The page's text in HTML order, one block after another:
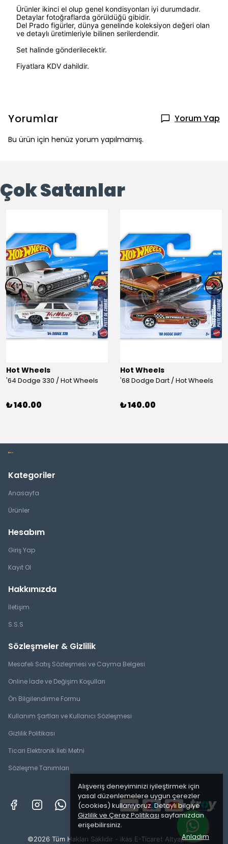
Alışveriş deneyiminizi iyileştirmek için
yasal düzenlemelere uygun çerezler
(cookies) kullanıyoruz. Detaylı bilgiye
Gizlilik ve Çerez Politikası sayfamızdan
erişebilirsiniz.
Anladım
Ürünler ikinci el olup genel kondisyonları iyi durumdadır.
Detaylar fotoğraflarda görüldüğü gibidir.
Del Prado figürler, dünya genelinde koleksiyon değeri olan
ve detaylı üretimleriyle bilinen serilerdendir.
Set halinde gönderilecektir.
Fiyatlara KDV dahildir.
Yorumlar Yorum Yap
Bu ürün için henüz yorum yapılmamış.
Çok Satanlar
Hot Wheels
'64 Dodge 330 / Hot Wheels
₺ 140.00
Hot Wheels
'68 Dodge Dart / Hot Wheels
₺ 140.00
Kategoriler
Anasayfa
Ürünler
Hesabım
Giriş Yap
Kayıt Ol
Hakkımızda
İletişim
S.S.S
Sözleşmeler & Gizlilik
Mesafeli Satış Sözleşmesi ve Cayma Belgesi
Online İade ve Değişim Koşulları
Ön Bilgilendirme Formu
Kullanım Şartları ve Kullanıcı Sözleşmesi
Gizlilik Politikası
Ticari Elektronik İleti Metni
Sözleşme Tanımları
©2026 Tüm Hakları Saklıdır - ikas E-Ticaret Altyapısı ile